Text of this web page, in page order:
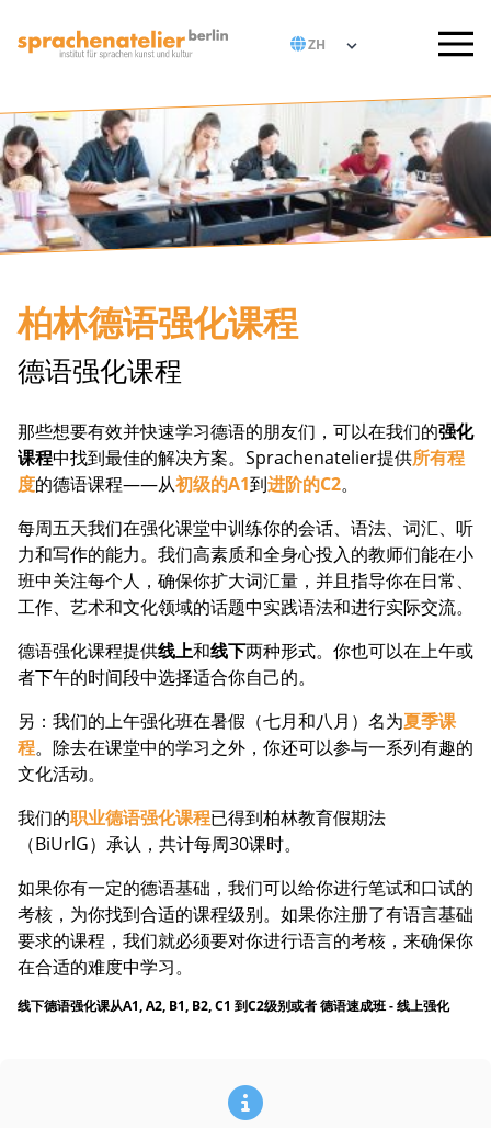
柏林德语强化课程
德语强化课程
那些想要有效并快速学习德语的朋友们，可以在我们的强化
课程中找到最佳的解决方案。Sprachenatelier提供所有程
度的德语课程——从初级的A1到进阶的C2。
每周五天我们在强化课堂中训练你的会话、语法、词汇、听
力和写作的能力。我们高素质和全身心投入的教师们能在小
班中关注每个人，确保你扩大词汇量，并且指导你在日常、
工作、艺术和文化领域的话题中实践语法和进行实际交流。
德语强化课程提供线上和线下两种形式。你也可以在上午或
者下午的时间段中选择适合你自己的。
另：我们的上午强化班在暑假（七月和八月）名为夏季课
程。除去在课堂中的学习之外，你还可以参与一系列有趣的
文化活动。
我们的职业德语强化课程已得到柏林教育假期法
（BiUrlG）承认，共计每周30课时。
如果你有一定的德语基础，我们可以给你进行笔试和口试的
考核，为你找到合适的课程级别。如果你注册了有语言基础
要求的课程，我们就必须要对你进行语言的考核，来确保你
在合适的难度中学习。
线下德语强化课从A1, A2, B1, B2, C1 到C2级别或者 德语速成班 - 线上强化